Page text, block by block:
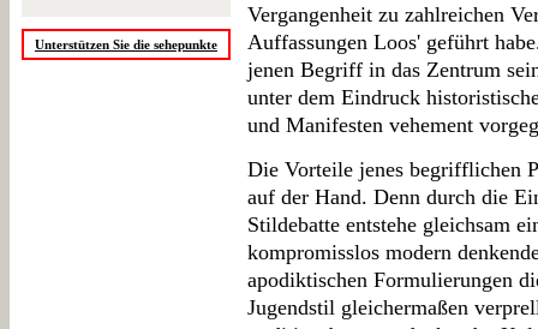
Unterstützen Sie die sehepunkte
Vergangenheit zu zahlreichen
Auffassungen Loos' geführt
jenen Begriff in das Zentrum
unter dem Eindruck
und Manifesten vehement
Die Vorteile jenes begrifflichen
auf der Hand. Denn durch die
Stildebatte entstehe gleichsam
kompromisslos modern
apodiktischen Formulierungen
Jugendstil gleichermaßen